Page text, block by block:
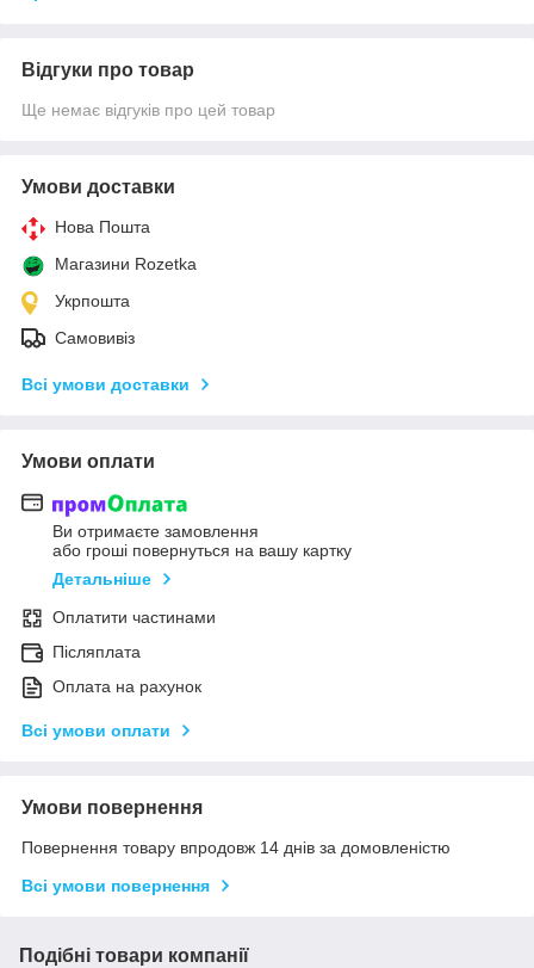
Відгуки про товар
Ще немає відгуків про цей товар
Умови доставки
Нова Пошта
Магазини Rozetka
Укрпошта
Самовивіз
Всі умови доставки
Умови оплати
Ви отримаєте замовлення
або гроші повернуться на вашу картку
Детальніше
Оплатити частинами
Післяплата
Оплата на рахунок
Всі умови оплати
Умови повернення
Повернення товару впродовж 14 днів за домовленістю
Всі умови повернення
Подібні товари компанії